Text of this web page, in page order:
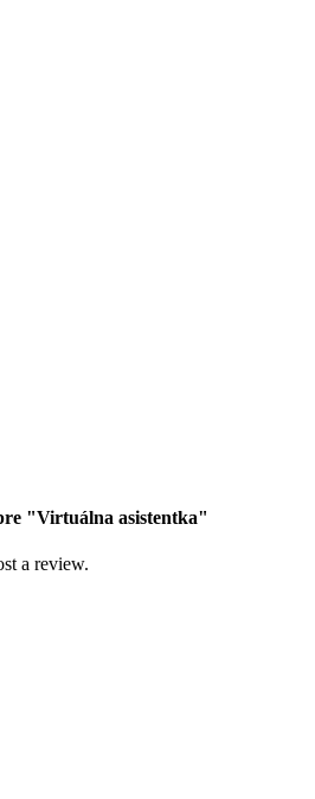
"Virtuálna asistentka"
a review.